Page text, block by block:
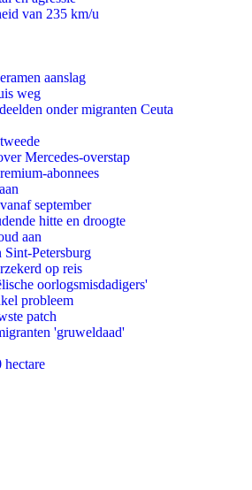
van 235 km/u
aanslag
weg
onder migranten Ceuta
Mercedes-overstap
abonnees
september
hitte en droogte
aan
Petersburg
op reis
oorlogsmisdadigers'
probleem
patch
'gruweldaad'
hectare